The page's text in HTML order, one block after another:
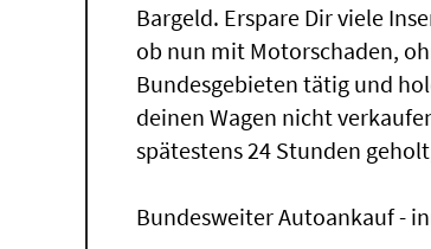
Bargeld. Erspare Dir viele
ob nun mit Motorschaden,
Bundesgebieten tätig und
deinen Wagen nicht
spätestens 24 Stunden
Bundesweiter Autoankauf -